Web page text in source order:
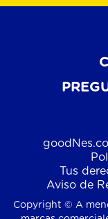
Tus
Aviso de
Copyright © A